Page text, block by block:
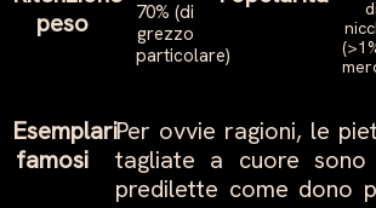
peso
70% (di
grezzo
particolare)
di
Esemplari
famosi
Per ovvie ragioni, le
tagliate a cuore sono
predilette come dono